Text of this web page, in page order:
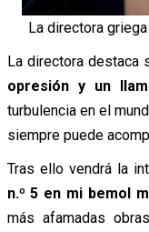
La directora
La directora destaca
opresión y un
turbulencia en el
siempre puede
Tras ello vendrá la
n.º 5 en mi bemol
más afamadas